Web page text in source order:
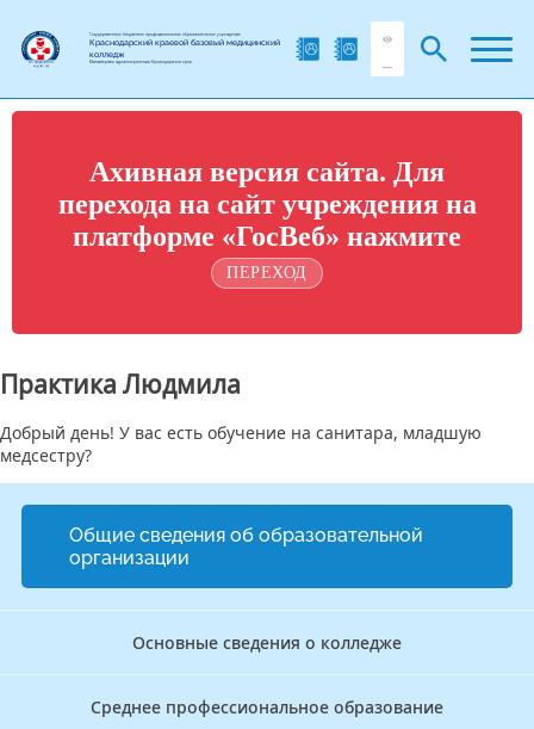
Государственное бюджетное профессиональное образовательное учреждение
Краснодарский краевой базовый медицинский
колледж
Министерства здравоохранения Краснодарского края
Ахивная версия сайта. Для
перехода на сайт учреждения на
платформе «ГосВеб» нажмите
ПЕРЕХОД
Практика Людмила
Добрый день! У вас есть обучение на санитара, младшую
медсестру?
Общие сведения об образовательной
организации
Основные сведения о колледже
Среднее профессиональное образование